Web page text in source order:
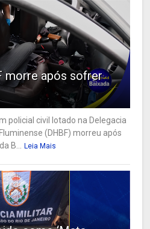
morre após sofrer
policial civil lotado na Delegacia
(DHBF) morreu após
B...
Leia Mais